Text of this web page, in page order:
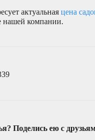
актуальная цена
нашей компании.
Поделись ею с